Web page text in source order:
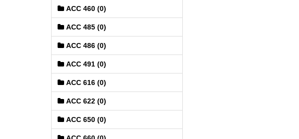
ACC 460 (0)
ACC 485 (0)
ACC 486 (0)
ACC 491 (0)
ACC 616 (0)
ACC 622 (0)
ACC 650 (0)